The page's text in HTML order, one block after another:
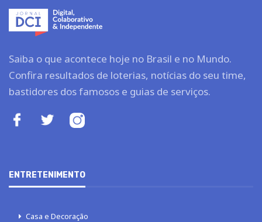
Saiba o que acontece hoje no Brasil e no Mundo.
Confira resultados de loterias, notícias do seu time,
bastidores dos famosos e guias de serviços.
ENTRETENIMENTO
Casa e Decoração